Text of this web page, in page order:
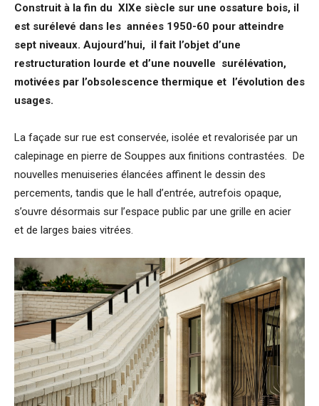
Construit à la fin du XIXe siècle sur une ossature bois, il
est surélevé dans les années 1950-60 pour atteindre
sept niveaux. Aujourd’hui, il fait l’objet d’une
restructuration lourde et d’une nouvelle surélévation,
motivées par l’obsolescence thermique et l’évolution des
usages.
La façade sur rue est conservée, isolée et revalorisée par un
calepinage en pierre de Souppes aux finitions contrastées. De
nouvelles menuiseries élancées affinent le dessin des
percements, tandis que le hall d’entrée, autrefois opaque,
s’ouvre désormais sur l’espace public par une grille en acier
et de larges baies vitrées.